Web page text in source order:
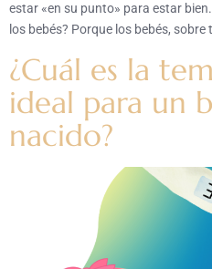
estar «en su punto» para estar
los bebés? Porque los bebés,
¿Cuál es la
ideal para un
nacido?